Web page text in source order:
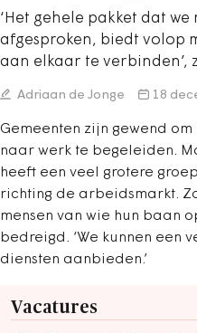
‘Het gehele pakket dat we
afgesproken, biedt volop
aan elkaar te verbinden’,
Adriaan de Jonge 18
Gemeenten zijn gewend
naar werk te begeleiden.
heeft een veel grotere
richting de arbeidsmarkt.
mensen van wie hun baan
bedreigd. ‘We kunnen een
diensten aanbieden.’
Vacatures